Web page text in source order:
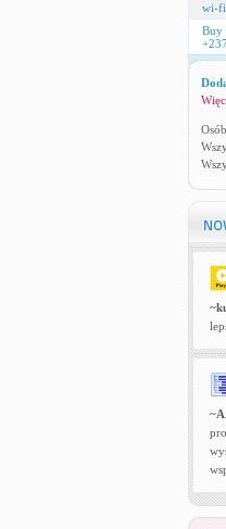
wi-fi
Buy